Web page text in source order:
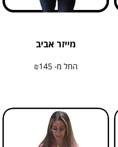
מייזר אביב
החל מ- ₪145